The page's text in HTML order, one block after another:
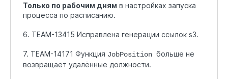
Только по рабочим дням в настройках запуска
процесса по расписанию.
6. TEAM-13415 Исправлена генерации ссылок s3.
7. TEAM-14171 Функция JobPosition больше не
возвращает удалённые должности.